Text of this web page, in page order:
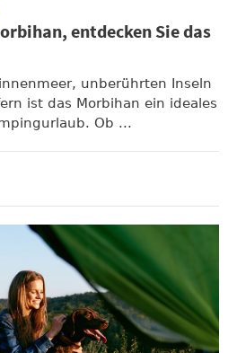
entdecken Sie das
unberührten Inseln
ist das Morbihan ein ideales
Ob ...